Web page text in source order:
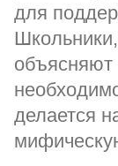
для
объясняют
делается